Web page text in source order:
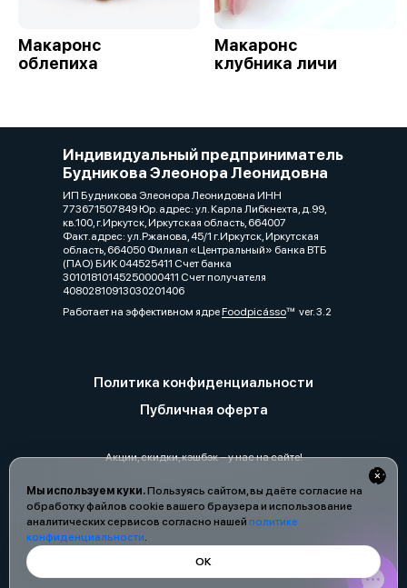
Мы используем куки.Пользуясь сайтом, вы даёте согласие на
обработку файлов cookie вашего браузера и использование
аналитических сервисов согласно нашей политике
конфиденциальности.
ОК
Макаронс
облепиха
Макаронс
клубника личи
Индивидуальный предприниматель
Будникова Элеонора Леонидовна
ИП Будникова Элеонора Леонидовна ИНН
773671507849 Юр. адрес: ул. Карла Либкнехта, д.99,
кв.100, г.Иркутск, Иркутская область, 664007
Факт.адрес: ул.Ржанова, 45/1 г.Иркутск, Иркутская
область, 664050 Филиал «Центральный» банка ВТБ
(ПАО) БИК 044525411 Счет банка
30101810145250000411 Счет получателя
40802810913030201406
Работает на эффективном ядреFoodpicássover. 3.2
Политика конфиденциальности
Публичная оферта
Акции, скидки, кэшбэк − у нас на сайте!